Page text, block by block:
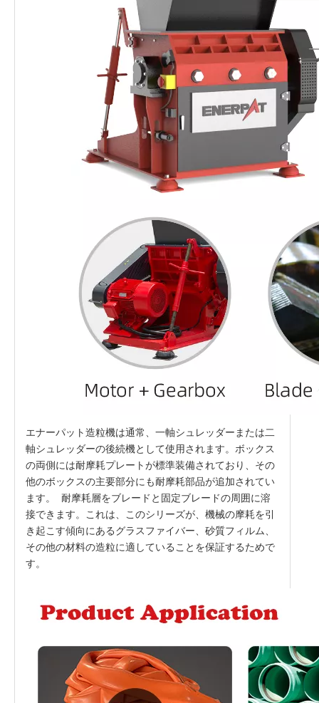
エナーパット造粒機は通常、一軸シュレッダーまたは二
軸シュレッダーの後続機として使用されます。ボックス
の両側には耐摩耗プレートが標準装備されており、その
他のボックスの主要部分にも耐摩耗部品が追加されてい
ます。 耐摩耗層をブレードと固定ブレードの周囲に溶
接できます。これは、このシリーズが、機械の摩耗を引
き起こす傾向にあるグラスファイバー、砂質フィルム、
その他の材料の造粒に適していることを保証するためで
す。